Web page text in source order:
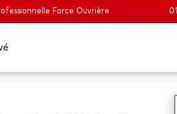
Force Ouvrière